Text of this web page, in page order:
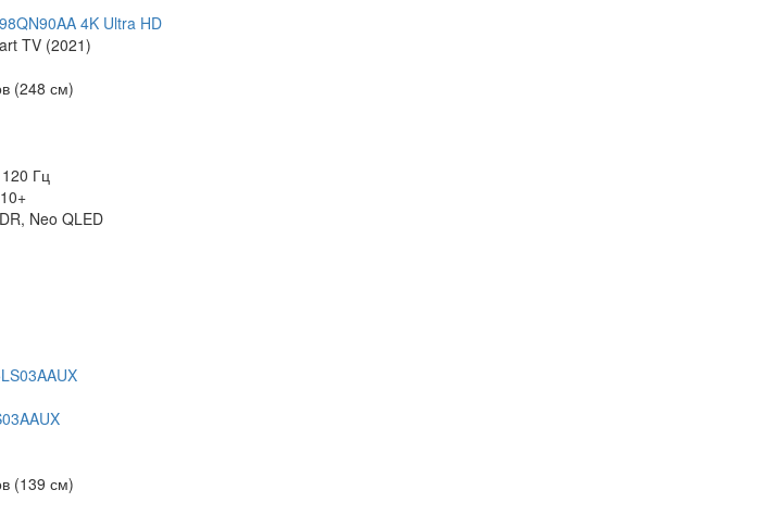
4K Ultra HD
TV (2021)
(248 см)
Гц
Neo QLED
(139 см)